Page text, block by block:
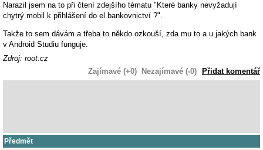
Narazil jsem na to při čtení zdejšího tématu "Které banky nevyžadují
chytrý mobil k přihlášení do el.bankovnictví ?".
Takže to sem dávám a třeba to někdo ozkouší, zda mu to a u jakých bank
v Android Studiu funguje.
Zdroj: root.cz
Zajímavé (+0)
Nezajímavé (-0) Přidat komentář
Předmět